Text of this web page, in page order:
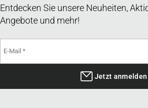
Entdecken Sie unsere Neuheiten,
Angebote und mehr!
Jetzt anmelden